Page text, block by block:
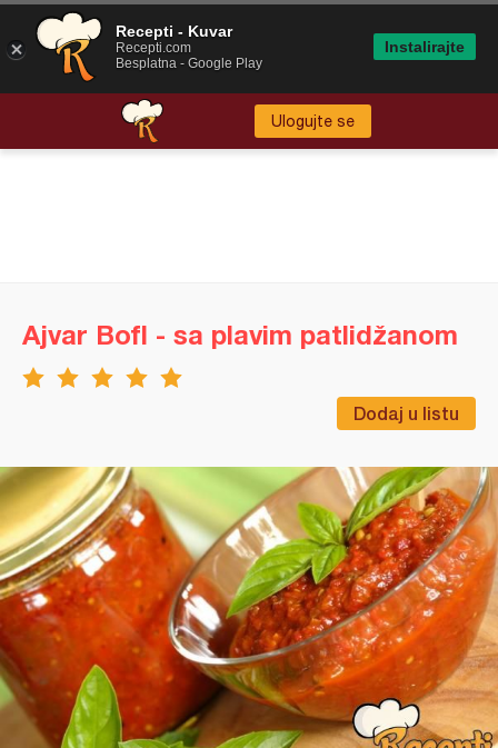
Ulogujte se
Dodaj u listu
Ajvar Bofl - sa plavim patlidžanom
Recepti - Kuvar
Recepti.com
Besplatna - Google Play
Instalirajte